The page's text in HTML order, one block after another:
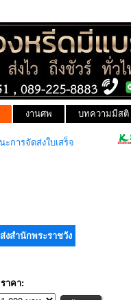
งานศพ บทความมีสติ
การจัดส่งใบเสร็จ
งสำนักพระราชวัง
ราคา: